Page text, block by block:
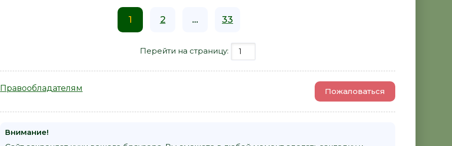
1 2 ... 33
Перейти на страницу:
Правообладателям Пожаловаться
Внимание!